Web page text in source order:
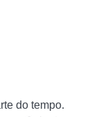
do tempo.